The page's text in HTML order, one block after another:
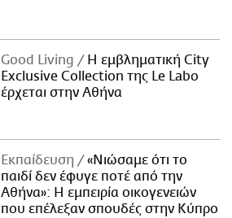
Good Living
Η εμβληματική City
Exclusive Collection της Le Labo
έρχεται στην Αθήνα
Εκπαίδευση
«Νιώσαμε ότι το
παιδί δεν έφυγε ποτέ από την
Αθήνα»: Η εμπειρία οικογενειών
που επέλεξαν σπουδές στην Κύπρο